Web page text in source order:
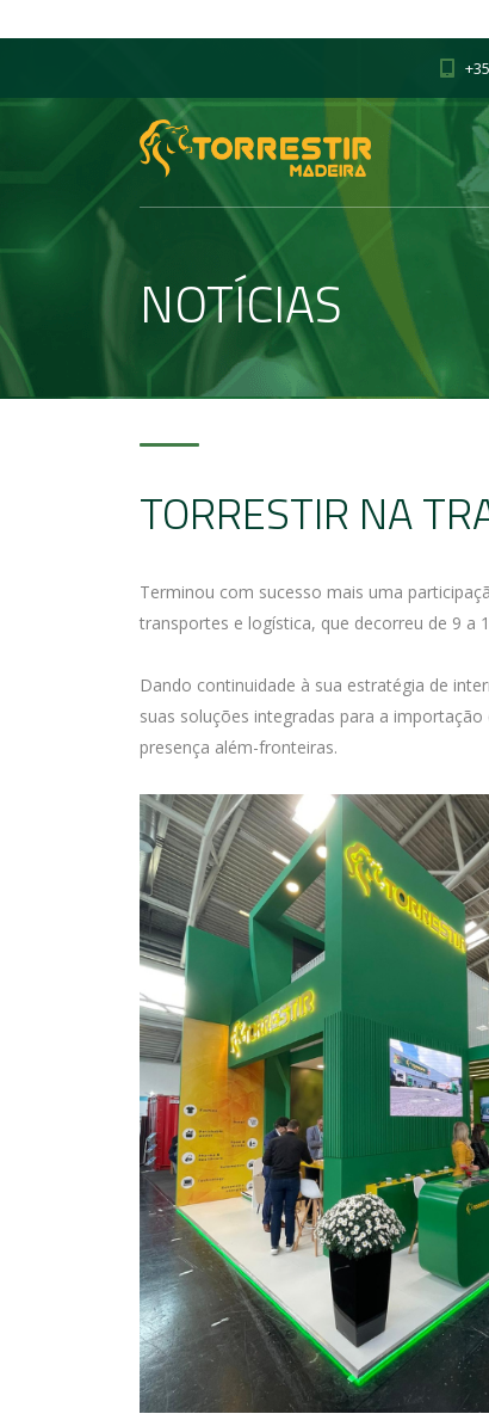
NOTÍCIAS
TORRESTIR NA
Terminou com sucesso mais uma
transportes e logística, que decorreu de 9 a
Dando continuidade à sua estratégia de
suas soluções integradas para a
presença além-fronteiras.